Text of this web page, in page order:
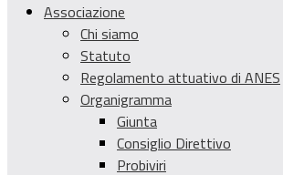
Associazione
Chi siamo
Statuto
Regolamento attuativo di ANES
Organigramma
Giunta
Consiglio Direttivo
Probiviri